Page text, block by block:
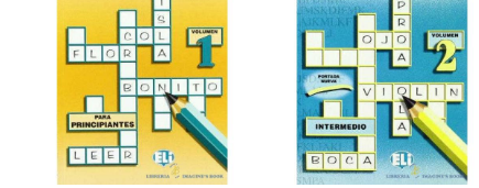
ACQUISTA ACQUISTA